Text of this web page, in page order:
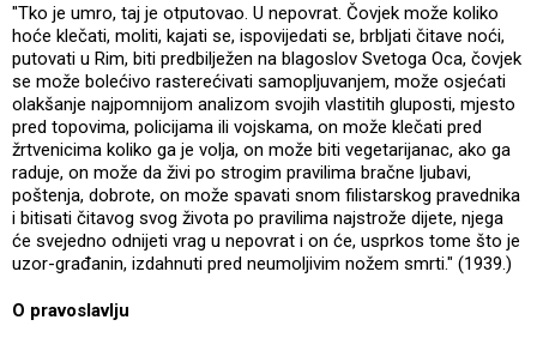
"Tko je umro, taj je otputovao. U nepovrat. Čovjek može koliko
hoće klečati, moliti, kajati se, ispovijedati se, brbljati čitave noći,
putovati u Rim, biti predbilježen na blagoslov Svetoga Oca, čovjek
se može bolećivo rasterećivati samopljuvanjem, može osjećati
olakšanje najpomnijom analizom svojih vlastitih gluposti, mjesto
pred topovima, policijama ili vojskama, on može klečati pred
žrtvenicima koliko ga je volja, on može biti vegetarijanac, ako ga
raduje, on može da živi po strogim pravilima bračne ljubavi,
poštenja, dobrote, on može spavati snom filistarskog pravednika
i bitisati čitavog svog života po pravilima najstrože dijete, njega
će svejedno odnijeti vrag u nepovrat i on će, usprkos tome što je
uzor-građanin, izdahnuti pred neumoljivim nožem smrti." (1939.)
O pravoslavlju